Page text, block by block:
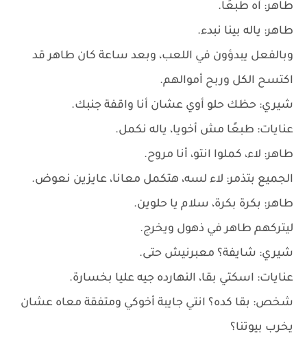
طاهر: آه طبعًا.
طاهر: ياله بينا نبدء.
وبالفعل يبدؤون في اللعب، وبعد ساعة كان طاهر قد
اكتسح الكل وربح أموالهم.
شيري: حظك حلو أوي عشان أنا واقفة جنبك.
عنايات: طبعًا مش أخويا، ياله نكمل.
طاهر: لاء، كملوا انتو، أنا مروح.
الجميع بتذمر: لاء لسه، هتكمل معانا، عايزين نعوض.
طاهر: بكرة بكرة، سلام يا حلوين.
ليتركهم طاهر في ذهول ويخرج.
شيري: شايفة؟ معبرنيش حتى.
عنايات: اسكتي بقا، النهارده جيه عليا بخسارة.
شخص: بقا كده؟ انتي جايبة أخوكي ومتفقة معاه عشان
يخرب بيوتنا؟